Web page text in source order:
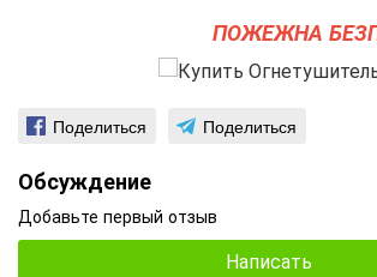
ПОЖЕЖНА
Поделиться Поделиться
Обсуждение
Добавьте первый отзыв
Написать